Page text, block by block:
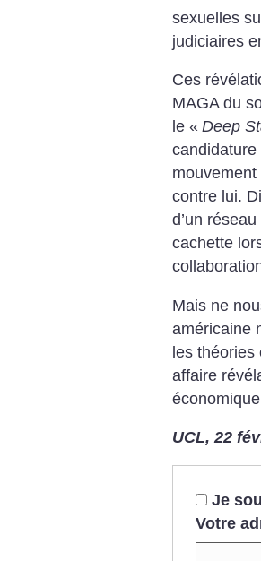
sexuelles
judiciaires
Ces
MAGA du
le « Deep
contre lui.
d’un
cachette
Mais ne
américaine
les théories
affaire
UCL, 22
Je
Votre